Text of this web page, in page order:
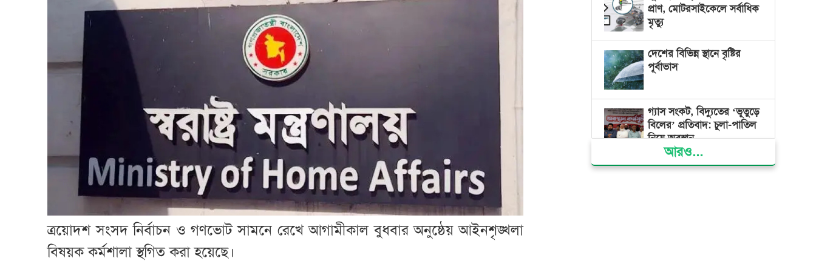
ত্রয়োদশ সংসদ নির্বাচন ও গণভোট সামনে রেখে আগামীকাল বুধবার অনুষ্ঠেয় আইনশৃঙ্খলা
বিষয়ক কর্মশালা স্থগিত করা হয়েছে।
প্রাণ, মোটরসাইকেলে সর্বাধিক
মৃত্যু
দেশের বিভিন্ন স্থানে বৃষ্টির
পূর্বাভাস
গ্যাস সংকট, বিদ্যুতের ‘ভূতুড়ে
বিলের’ প্রতিবাদ: চুলা-পাতিল
নিয়ে অবস্থান
ক্ষমতার কেন্দ্র গণভবন থেকে
আরও...